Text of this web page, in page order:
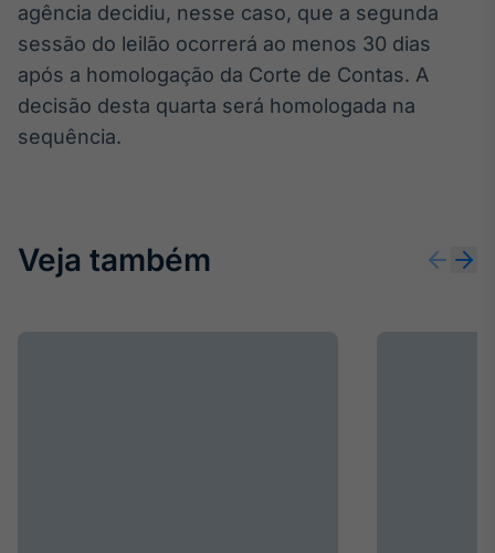
BroadFast
Em breve
agência decidiu, nesse caso, que a segunda
sessão do leilão ocorrerá ao menos 30 dias
após a homologação da Corte de Contas. A
decisão desta quarta será homologada na
sequência.
Veja também